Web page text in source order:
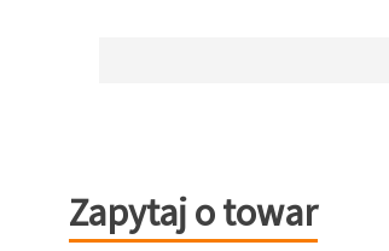
Zapytaj o towar
Zapytaj o towar